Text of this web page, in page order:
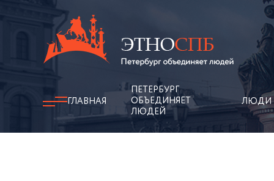
ГЛАВНАЯ
ПЕТЕРБУРГ
ОБЪЕДИНЯЕТ
ЛЮДЕЙ
ЛЮДИ